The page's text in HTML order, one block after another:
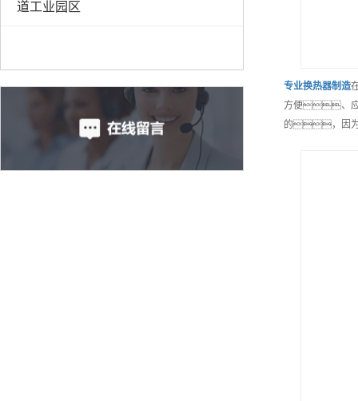
道工业园区
专业换热器制造
方便、应
的，因为